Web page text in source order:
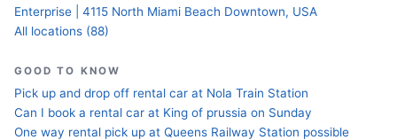
Enterprise | 4115 North Miami Beach Downtown, USA
All locations (88)
GOOD TO KNOW
Pick up and drop off rental car at Nola Train Station
Can I book a rental car at King of prussia on Sunday
One way rental pick up at Queens Railway Station possible